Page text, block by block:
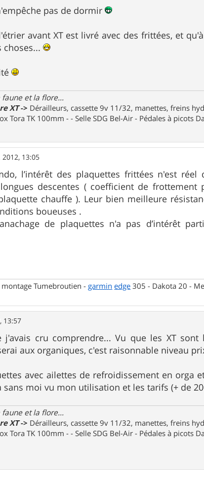
pas de dormir
avant XT est livré avec des frittées, et
choses...
faune et la flore...
XT-> Dérailleurs, cassette 9v 11/32, manettes, freins
Tora TK 100mm - - Selle SDG Bel-Air - Pédales à picots
2012, 13:05
l’intérêt des plaquettes frittées n'est
descentes ( coefficient de
chauffe ). Leur bien meilleure
boueuses .
de plaquettes n'a pas d’intérêt
Tumebroutien - garmin edge 305 - Dakota 20 -
13:57
j'avais cru comprendre... Vu que les XT
aux organiques, c'est raisonnable niveau
avec ailettes de refroidissement en orga
sans moi vu mon utilisation et les tarifs (+ de
faune et la flore...
XT-> Dérailleurs, cassette 9v 11/32, manettes, freins
Tora TK 100mm - - Selle SDG Bel-Air - Pédales à picots